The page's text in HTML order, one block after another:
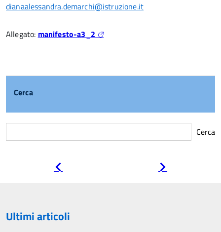
dianaalessandra.demarchi@istruzione.it
Allegato: manifesto-a3_2
Cerca
Cerca
Ultimi articoli